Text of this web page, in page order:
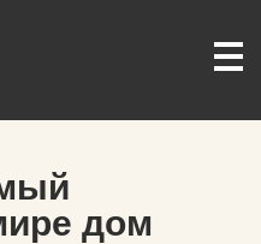
дом